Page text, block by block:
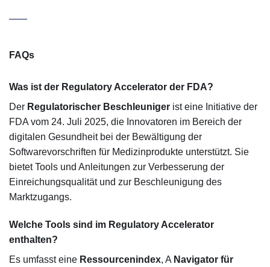
FAQs
Was ist der Regulatory Accelerator der FDA?
Der Regulatorischer Beschleuniger ist eine Initiative der
FDA vom 24. Juli 2025, die Innovatoren im Bereich der
digitalen Gesundheit bei der Bewältigung der
Softwarevorschriften für Medizinprodukte unterstützt. Sie
bietet Tools und Anleitungen zur Verbesserung der
Einreichungsqualität und zur Beschleunigung des
Marktzugangs.
Welche Tools sind im Regulatory Accelerator
enthalten?
Es umfasst eine Ressourcenindex, A Navigator für